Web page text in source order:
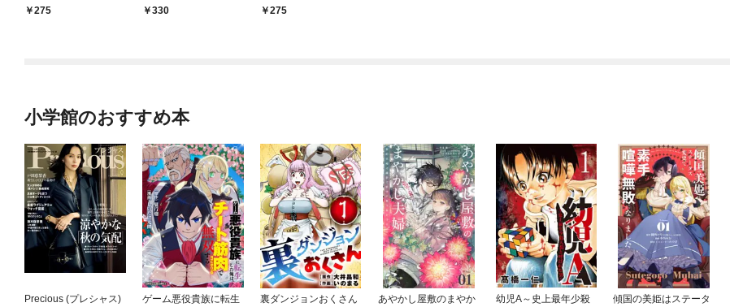
275
330
275
小学館のおすすめ本
Precious (プレシャス)
ゲーム悪役貴族に転生
裏ダンジョンおくさん
あやかし屋敷のまやか
幼児A～史上最年少殺
傾国の美姫はステータ